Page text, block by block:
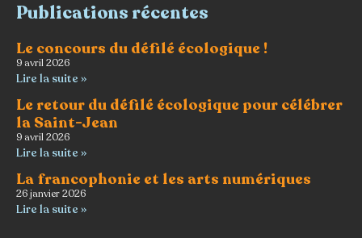
Publications récentes
Le concours du défilé écologique !
9 avril 2026
Lire la suite »
Le retour du défilé écologique pour célébrer
la Saint-Jean
9 avril 2026
Lire la suite »
La francophonie et les arts numériques
26 janvier 2026
Lire la suite »